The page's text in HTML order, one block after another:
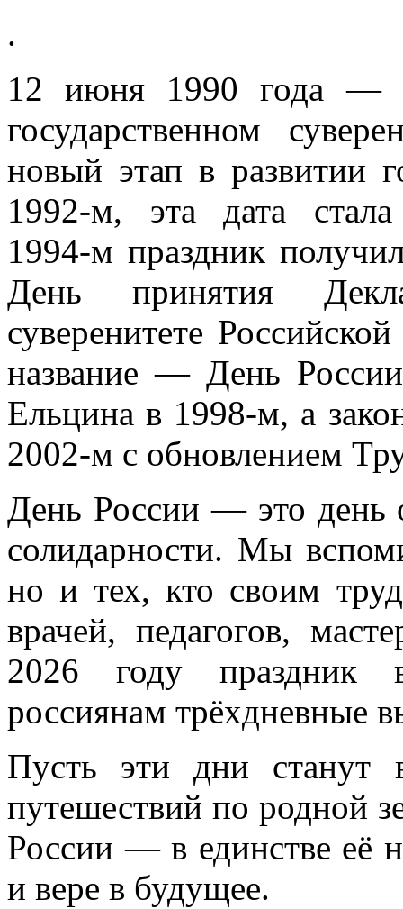
.
12 июня 1990 года —
государственном
новый этап в развитии
1992‑м, эта дата
1994‑м праздник
День принятия
суверенитете
название — День
Ельцина в 1998‑м, а
2002‑м с обновлением
День России — это день
солидарности. Мы
но и тех, кто своим
врачей, педагогов,
2026 году праздник
россиянам трёхдневные
Пусть эти дни станут
путешествий по родной
России — в единстве её
и вере в будущее.